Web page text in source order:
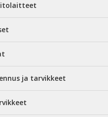
ja tarvikkeet